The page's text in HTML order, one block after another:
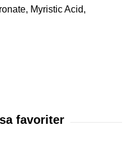
Myristic Acid,